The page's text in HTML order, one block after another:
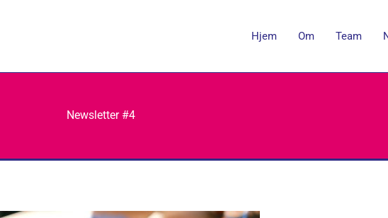
Hjem Om Team
Newsletter #4